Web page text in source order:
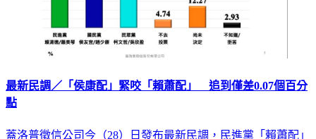
最新民調／「侯康配」緊咬「賴蕭配」 追到僅差0.07個百分
點
蓋洛普徵信公司今（28）日發布最新民調，民進黨「賴蕭配」